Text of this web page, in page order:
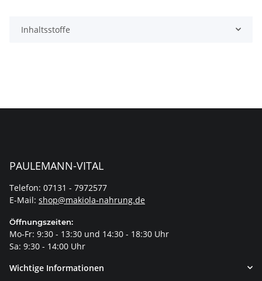
Inhaltsstoffe
PAULEMANN-VITAL
Telefon: 07131 - 7972577
E-Mail: shop@makiola-nahrung.de
Öffnungszeiten:
Mo-Fr: 9:30 - 13:30 und 14:30 - 18:30 Uhr
Sa: 9:30 - 14:00 Uhr
Wichtige Informationen